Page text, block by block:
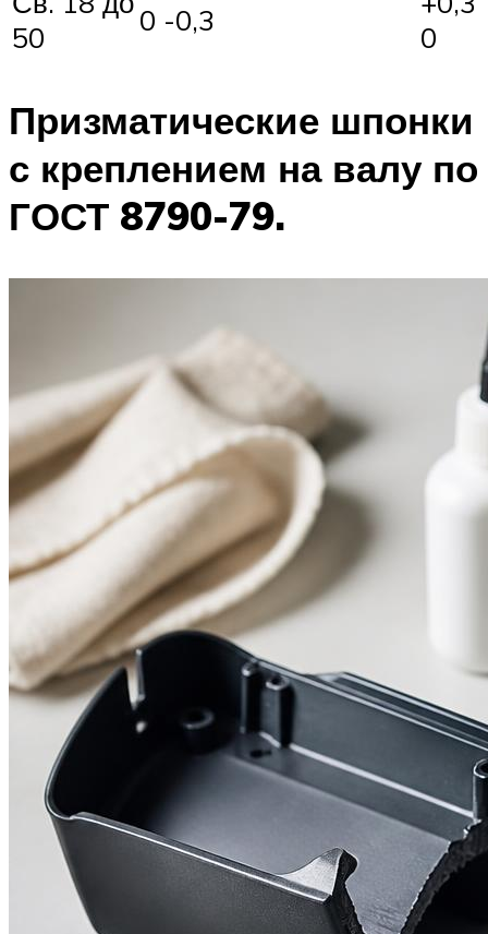
50
0 -0,3
0
Призматические шпонки
с креплением на валу по
ГОСТ 8790-79.